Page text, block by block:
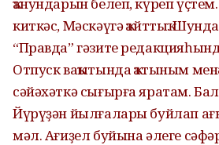
киткәс, Мәскәүгә ҡайттыҡ.
“Правда” гәзите
Отпуск ваҡытында ҡатыным
сәйәхәткә сығырға яратам.
Йүрүҙән йылғалары буйлап
мәл. Ағиҙел буйына әлеге